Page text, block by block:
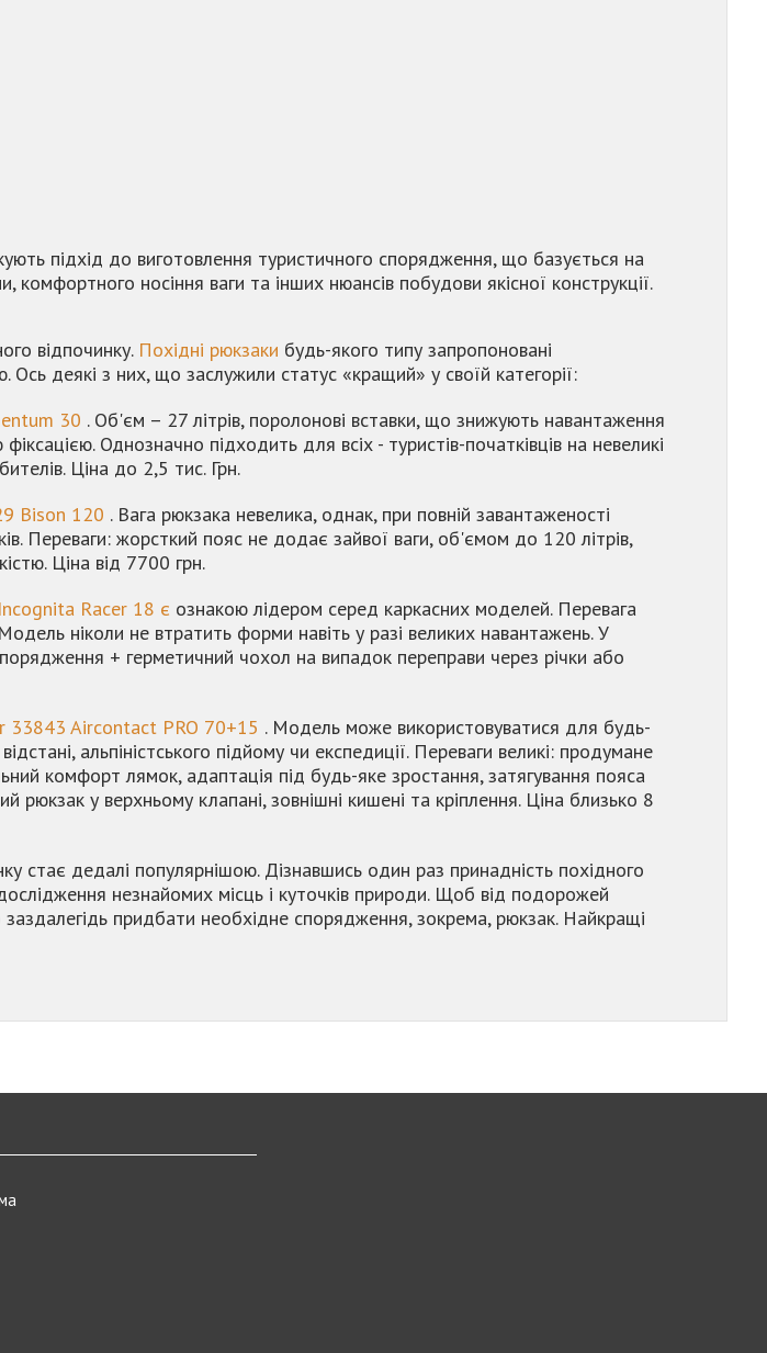
підхід до виготовлення туристичного спорядження, що базується на
комфортного носіння ваги та інших нюансів побудови якісної конструкції.
відпочинку. Похідні рюкзаки будь-якого типу запропоновані
Ось деякі з них, що заслужили статус «кращий» у своїй категорії:
30 . Об'єм – 27 літрів, поролонові вставки, що знижують навантаження
Однозначно підходить для всіх - туристів-початківців на невеликі
Ціна до 2,5 тис. Грн.
Bison 120 . Вага рюкзака невелика, однак, при повній завантаженості
Переваги: жорсткий пояс не додає зайвої ваги, об'ємом до 120 літрів,
Ціна від 7700 грн.
Racer 18 є ознакою лідером серед каркасних моделей. Перевага
ніколи не втратить форми навіть у разі великих навантажень. У
+ герметичний чохол на випадок переправи через річки або
33843 Aircontact PRO 70+15 . Модель може використовуватися для будь-
альпіністського підйому чи експедиції. Переваги великі: продумане
комфорт лямок, адаптація під будь-яке зростання, затягування пояса
рюкзак у верхньому клапані, зовнішні кишені та кріплення. Ціна близько 8
стає дедалі популярнішою. Дізнавшись один раз принадність похідного
незнайомих місць і куточків природи. Щоб від подорожей
придбати необхідне спорядження, зокрема, рюкзак. Найкращі